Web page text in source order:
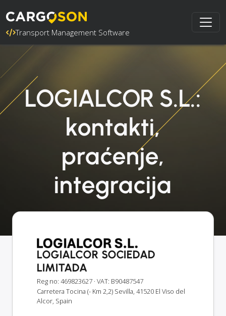
Transport Management Software
LOGIALCOR S.L.:
kontakti,
praćenje,
integracija
LOGIALCOR SOCIEDAD
LIMITADA
Reg no: 469823627 · VAT: B90487547
Carretera Tocina (- Km 2,2) Sevilla, 41520 El Viso del
Alcor, Spain